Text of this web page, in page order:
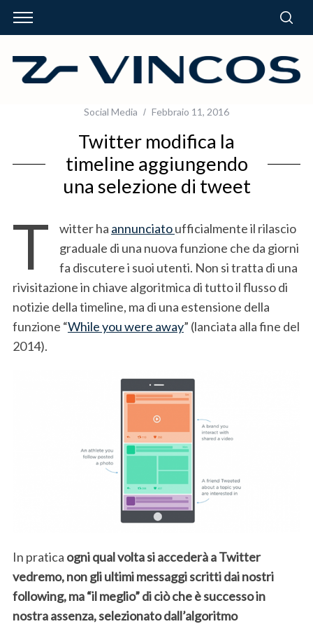
Social Media Febbraio 11, 2016
Twitter modifica la
timeline aggiungendo
una selezione di tweet
T witter ha annunciatoufficialmente il rilascio
graduale di una nuova funzione che da giorni
fa discutere i suoi utenti. Non si tratta di una
rivisitazione in chiave algoritmica di tutto il flusso di
notizie della timeline, ma di una estensione della
funzione “While you were away” (lanciata alla fine del
2014).
In pratica ogni qual volta si accederà a Twitter
vedremo, non gli ultimi messaggi scritti dai nostri
following, ma “il meglio” di ciò che è successo in
nostra assenza, selezionato dall’algoritmo